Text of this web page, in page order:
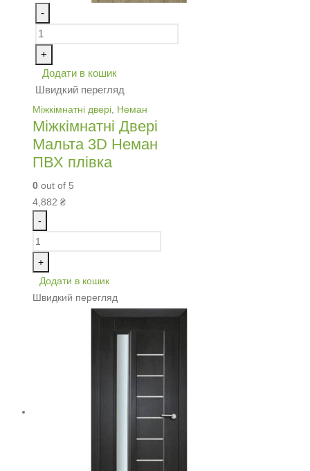
-
+
Додати в кошик
Швидкий перегляд
Міжкімнатні двері Неман
Міжкімнатні Двері
Мальта 3D Неман
ПВХ плівка
0 out of 5
4,882 ₴
-
+
Додати в кошик
Швидкий перегляд